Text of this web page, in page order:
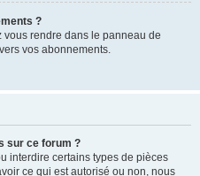
?
rendre dans le panneau de
vos abonnements.
sur ce forum ?
interdire certains types de pièces
ce qui est autorisé ou non, nous